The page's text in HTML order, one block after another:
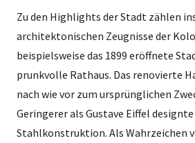
Zu den Highlights der Stadt zählen
architektonischen Zeugnisse der
beispielsweise das 1899 eröffnete
prunkvolle Rathaus. Das renovierte
nach wie vor zum ursprünglichen
Geringerer als Gustave Eiffel designte
Stahlkonstruktion. Als Wahrzeichen